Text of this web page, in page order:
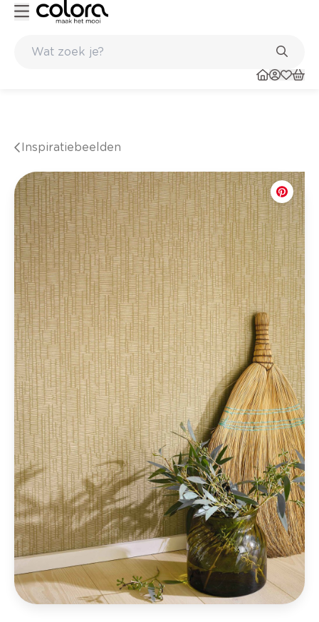
Inspiratiebeelden